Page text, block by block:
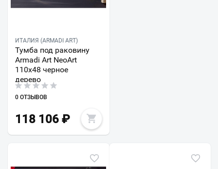
ИТАЛИЯ (ARMADI ART)
Тумба под раковину
Armadi Art NeoArt
110х48 черное
дерево
0 ОТЗЫВОВ
118 106 ₽